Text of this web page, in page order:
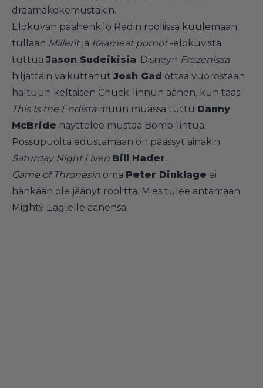
draamakokemustakin.
Elokuvan päähenkilö Redin rooliissa kuulemaan
tullaan Millerit ja Kaameat pomot-elokuvista
tuttua Jason Sudeikisia. Disneyn Frozenissa
hiljattain vaikuttanut Josh Gad ottaa vuorostaan
haltuun keltaisen Chuck-linnun äänen, kun taas
This Is the Endistamuun muassa tuttu Danny
McBride näyttelee mustaa Bomb-lintua.
Possupuolta edustamaan on päässyt ainakin
Saturday Night Liven Bill Hader.
Game of Thronesin oma Peter Dinklage ei
hänkään ole jäänyt roolitta. Mies tulee antamaan
Mighty Eaglelle äänensä.